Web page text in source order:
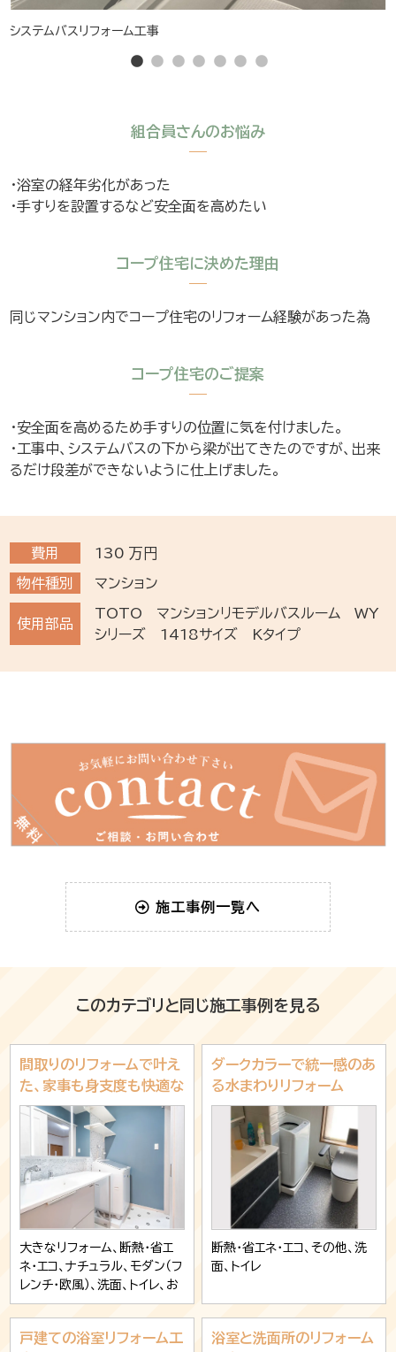
システムバスリフォーム工事
費用 130 万円
物件種別 マンション
使用部品
TOTO マンションリモデルバスルーム WY
シリーズ 1418サイズ Kタイプ
組合員さんのお悩み
・浴室の経年劣化があった
・手すりを設置するなど安全面を高めたい
コープ住宅に決めた理由
同じマンション内でコープ住宅のリフォーム経験があった為
コープ住宅のご提案
・安全面を高めるため手すりの位置に気を付けました。
・工事中、システムバスの下から梁が出てきたのですが、出来
るだけ段差ができないように仕上げました。
施工事例一覧へ
このカテゴリと同じ施工事例を見る
間取りのリフォームで叶え
た、家事も身支度も快適な
水まわり空間
大きなリフォーム、断熱・省エ
ネ・エコ、ナチュラル、モダン（フ
レンチ・欧風）、洗面、トイレ、お
風呂
ダークカラーで統一感のあ
る水まわりリフォーム
断熱・省エネ・エコ、その他、洗
面、トイレ
戸建ての浴室リフォーム工
浴室と洗面所のリフォーム